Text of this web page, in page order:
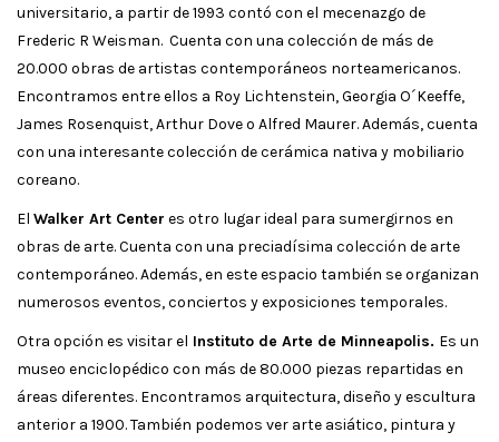
universitario, a partir de 1993 contó con el mecenazgo de
Frederic R Weisman. Cuenta con una colección de más de
20.000 obras de artistas contemporáneos norteamericanos.
Encontramos entre ellos a Roy Lichtenstein, Georgia O´Keeffe,
James Rosenquist, Arthur Dove o Alfred Maurer. Además, cuenta
con una interesante colección de cerámica nativa y mobiliario
coreano.
El Walker Art Center es otro lugar ideal para sumergirnos en
obras de arte. Cuenta con una preciadísima colección de arte
contemporáneo. Además, en este espacio también se organizan
numerosos eventos, conciertos y exposiciones temporales.
Otra opción es visitar el Instituto de Arte de Minneapolis. Es un
museo enciclopédico con más de 80.000 piezas repartidas en
áreas diferentes. Encontramos arquitectura, diseño y escultura
anterior a 1900. También podemos ver arte asiático, pintura y